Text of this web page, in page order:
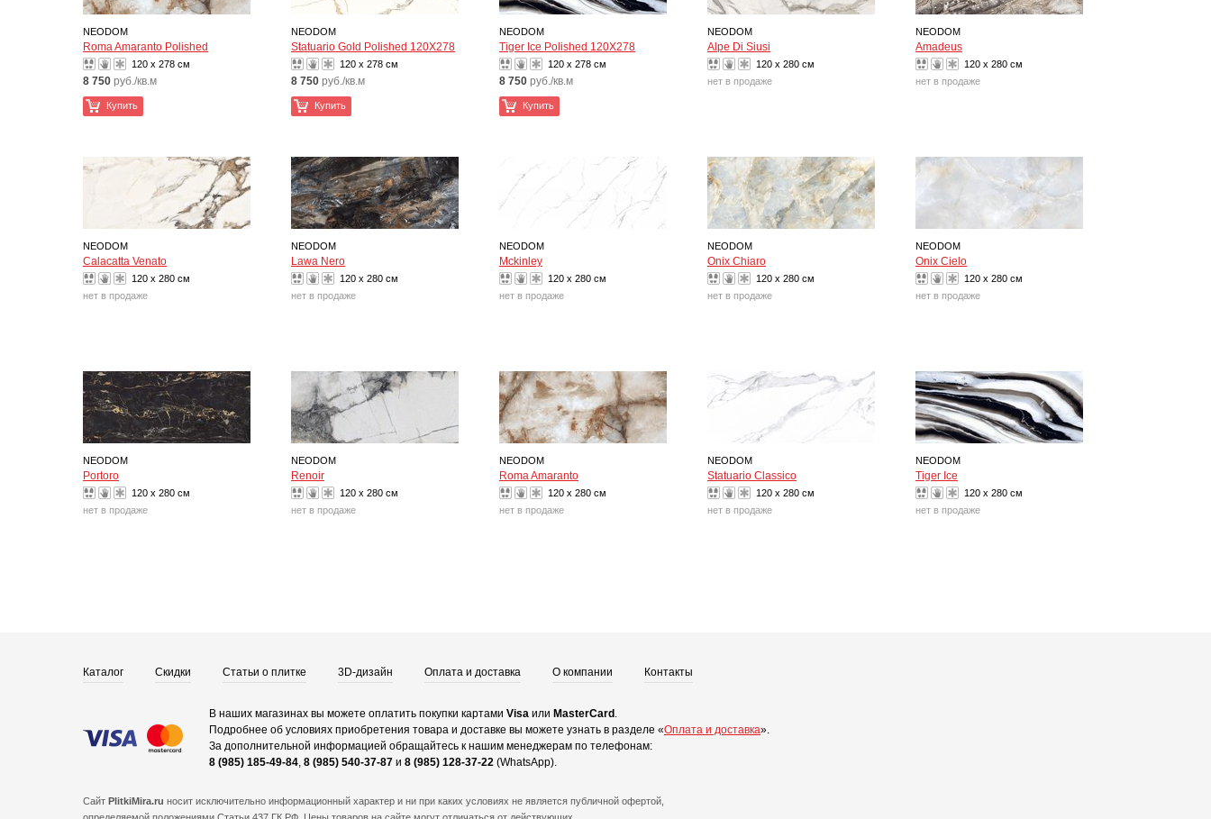
NEODOM
Roma Amaranto Polished
120 x 278 см
8 750 руб./кв.м
Купить
NEODOM
Statuario Gold Polished 120X278
120 x 278 см
8 750 руб./кв.м
Купить
NEODOM
Tiger Ice Polished 120X278
120 x 278 см
8 750 руб./кв.м
Купить
NEODOM
Alpe Di Siusi
120 x 280 см
нет в продаже
NEODOM
Amadeus
120 x 280 см
нет в продаже
NEODOM
Calacatta Venato
120 x 280 см
нет в продаже
NEODOM
Lawa Nero
120 x 280 см
нет в продаже
NEODOM
Mckinley
120 x 280 см
нет в продаже
NEODOM
Onix Chiaro
120 x 280 см
нет в продаже
NEODOM
Onix Cielo
120 x 280 см
нет в продаже
NEODOM
Portoro
120 x 280 см
нет в продаже
NEODOM
Renoir
120 x 280 см
нет в продаже
NEODOM
Roma Amaranto
120 x 280 см
нет в продаже
NEODOM
Statuario Classico
120 x 280 см
нет в продаже
NEODOM
Tiger Ice
120 x 280 см
нет в продаже
Каталог Скидки Статьи о плитке 3D-дизайн Оплата и доставка О компании Контакты
В наших магазинах вы можете оплатить покупки картами Visa или MasterCard .
Подробнее об условиях приобретения товара и доставке вы можете узнать в разделе «Оплата и доставка».
За дополнительной информацией обращайтесь к нашим менеджерам по телефонам:
8 (985) 185-49-84, 8 (985) 540-37-87 и 8 (985) 128-37-22 (WhatsApp).
Сайт PlitkiMira.ru носит исключительно информационный характер и ни при каких условиях не является публичной офертой,